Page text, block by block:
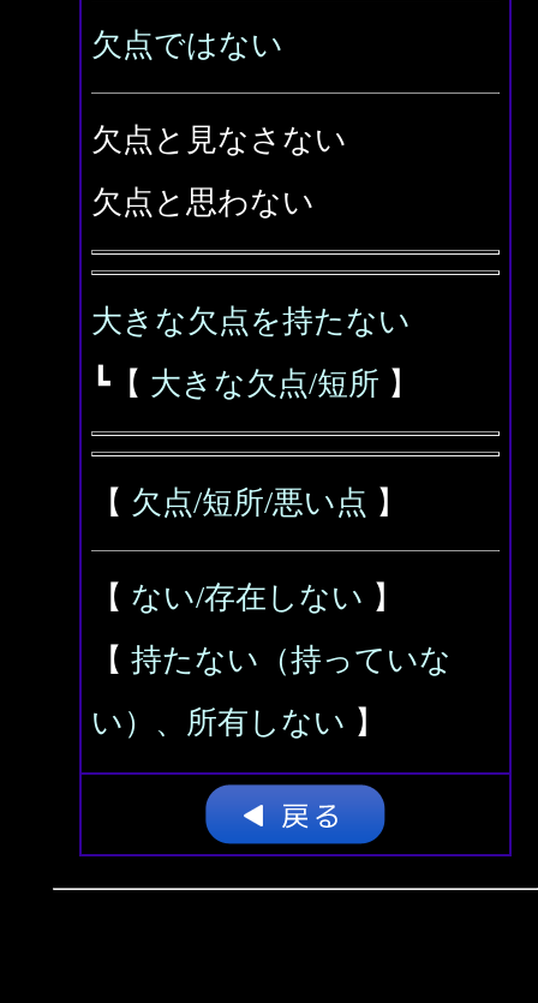
欠点ではない
欠点と見なさない
欠点と思わない
大きな欠点を持たない
┗【 大きな欠点/短所 】
【 欠点/短所/悪い点 】
【 ない/存在しない 】
【 持たない（持っていな
い）、所有しない 】